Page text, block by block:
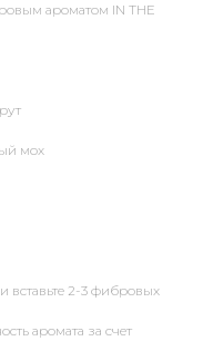
ароматом IN THE
мох
вставьте 2-3 фибровых
аромата за счет